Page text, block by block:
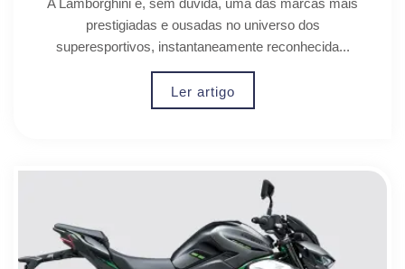
A Lamborghini é, sem dúvida, uma das marcas mais
prestigiadas e ousadas no universo dos
superesportivos, instantaneamente reconhecida...
Ler artigo